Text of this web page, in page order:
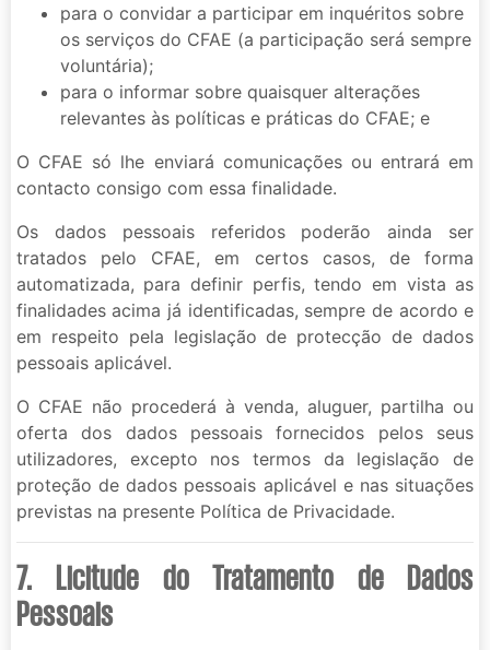
para o convidar a participar em inquéritos sobre
os serviços do CFAE (a participação será sempre
voluntária);
para o informar sobre quaisquer alterações
relevantes às políticas e práticas do CFAE; e
O CFAE só lhe enviará comunicações ou entrará em
contacto consigo com essa finalidade.
Os dados pessoais referidos poderão ainda ser
tratados pelo CFAE, em certos casos, de forma
automatizada, para definir perfis, tendo em vista as
finalidades acima já identificadas, sempre de acordo e
em respeito pela legislação de protecção de dados
pessoais aplicável.
O CFAE não procederá à venda, aluguer, partilha ou
oferta dos dados pessoais fornecidos pelos seus
utilizadores, excepto nos termos da legislação de
proteção de dados pessoais aplicável e nas situações
previstas na presente Política de Privacidade.
7. Licitude do Tratamento de Dados
Pessoais